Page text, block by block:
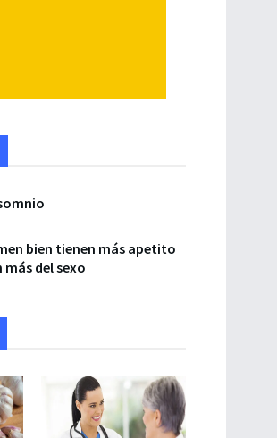
bien tienen más apetito
del sexo